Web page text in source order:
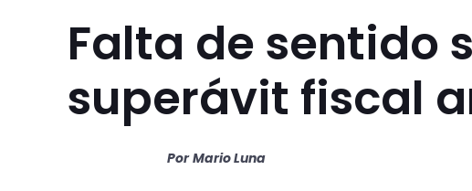
Falta de sentido
superávit fiscal
Por Mario Luna